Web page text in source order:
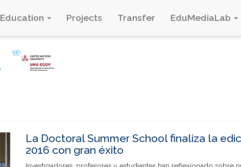
Education Projects Transfer EduMediaLab
La Doctoral Summer School finaliza la
2016 con gran éxito